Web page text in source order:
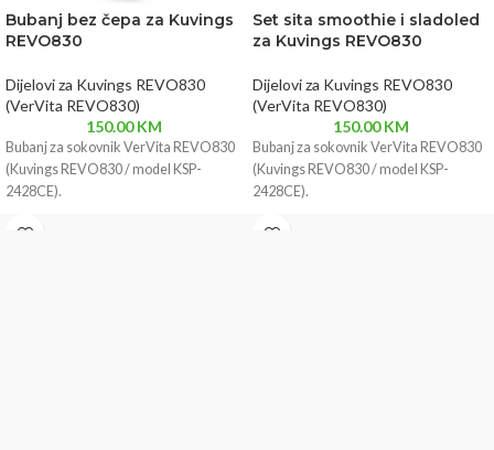
Bubanj bez čepa za Kuvings
REVO830
Dijelovi za Kuvings REVO830
(VerVita REVO830)
150.00KM
Bubanj za sokovnik VerVita REVO830
(Kuvings REVO830 / model KSP-
2428CE).
Set sita smoothie i sladoled
za Kuvings REVO830
Dijelovi za Kuvings REVO830
(VerVita REVO830)
150.00KM
Bubanj za sokovnik VerVita REVO830
(Kuvings REVO830 / model KSP-
2428CE).